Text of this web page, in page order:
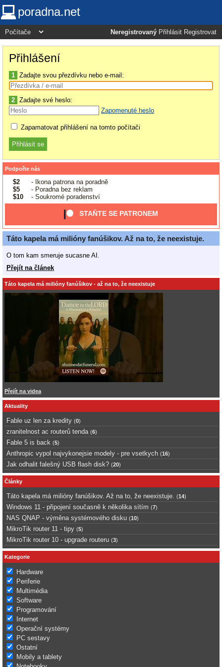
poradna.net
Neregistrovaný Přihlásit Registrovat
Přihlášení
1 Zadajte svou přezdívku nebo e-mail:
2 Zadajte své heslo:
Zapomenuté heslo
Zapamatovat přihlášení na tomto počítači
Podpořte nás
$2
- Ikona patrona na poradně
$5
- Poradna bez reklam
$10
- Soukromé poradenství
STAŇTE SE PATRONEM
Táto kapela má milióny fanúšikov. Až na to, že neexistuje.
O tom kam smeruje sucasne AI.
Přejít na článek
Táto kapela má milióny fanúšikov - až na to, že neexistuje
Přejít na videa
Aktuality
Fable uz len za kredity (0)
zranitelnost ac routerů tenda (6)
Fable 5 is back (5)
Anthropic vypol najvykonejsie modely - pre vsetkych (16)
Jak odhalit falešný USB flash disk? (20)
Články
Táto kapela má milióny fanúšikov. Až na to, že neexistuje. (14)
Windows 11 - připojení současně k několika sítím (7)
NAS QNAP - výměna systémového disku (10)
MikroTik router 11 - tipy (5)
MikroTik router 10 - upgrade routeru (3)
Kategorie
Hardware
Periferie
Multimédia
Software
Programování
Internet
Operační systémy
PC sestavy
Ostatní
Mobily a tablety